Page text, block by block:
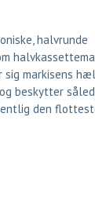
halvrunde
markisens
beskytter
den